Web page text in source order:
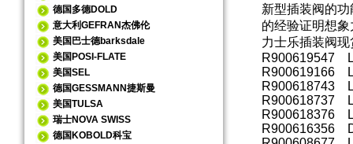
德国多德DOLD
意大利GEFRAN杰佛伦
美国巴士德barksdale
美国POSI-FLATE
美国SEL
德国GESSMANN捷斯曼
美国TULSA
瑞士NOVA SWISS
德国KOBOLD科宝
新型插装阀的
的经验证明想
力士乐插装阀
R900619547
R900619166
R900618743
R900618737
R900618376
R900616356